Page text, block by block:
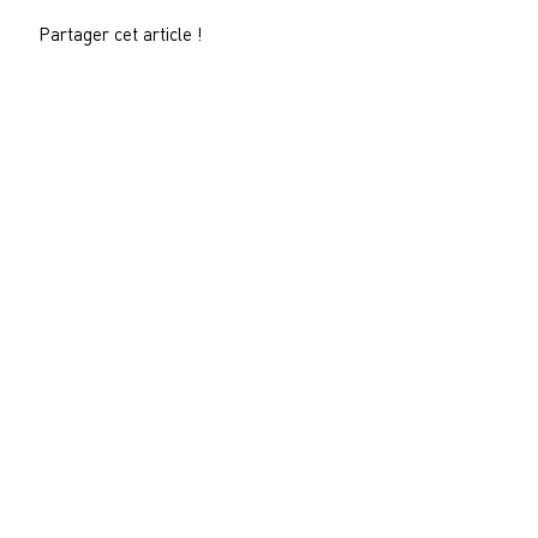
Partager cet article !